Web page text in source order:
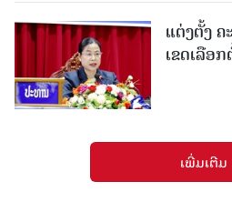
ແຕ່ງຕັ້ງ
ເຂດເລືອ
ເພີ່ມເຕີມ